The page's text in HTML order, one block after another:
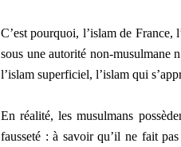
C’est pourquoi, l’islam de
sous une autorité non-musulmane
l’islam superficiel, l’islam qui
En réalité, les musulmans
fausseté : à savoir qu’il ne fait